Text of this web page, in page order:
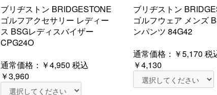
ブリヂストン BRIDGESTONE
ゴルフアクセサリー レディー
ス BSGレディスバイザー
CPG24O
通常価格： ￥4,950 税込
￥3,960
ブリヂストン
ゴルフウェア メンズ
ンパンツ 84G42
通常価格： ￥5,170 税
￥4,130